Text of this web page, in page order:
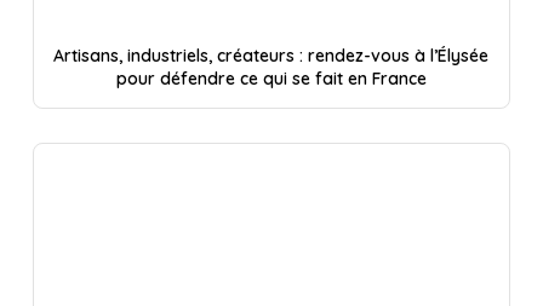
Artisans, industriels, créateurs : rendez-vous à l’Élysée
pour défendre ce qui se fait en France